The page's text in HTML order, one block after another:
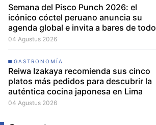
Semana del Pisco Punch 2026: el
icónico cóctel peruano anuncia su
agenda global e invita a bares de todo
el mundo a participar
04 Agustus 2026
GASTRONOMÍA
Reiwa Izakaya recomienda sus cinco
platos más pedidos para descubrir la
auténtica cocina japonesa en Lima
04 Agustus 2026